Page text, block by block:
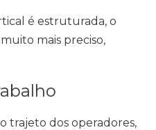
é estruturada, o
mais preciso,
trajeto dos operadores,